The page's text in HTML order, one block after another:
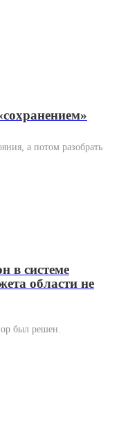
а потом разобрать
в системе
области не
был решен.